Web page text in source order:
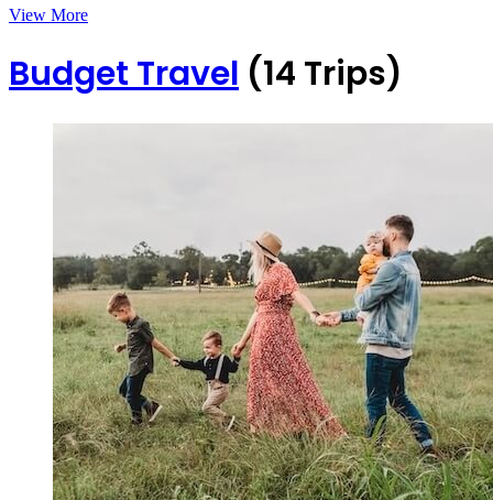
View More
Budget Travel (14 Trips)